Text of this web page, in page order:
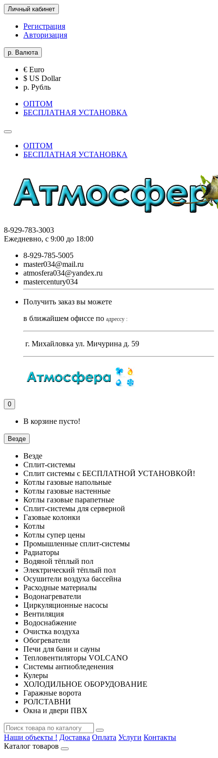
Личный кабинет
Регистрация
Авторизация
р. Валюта
€ Euro
$ US Dollar
р. Рубль
ОПТОМ
БЕСПЛАТНАЯ УСТАНОВКА
ОПТОМ
БЕСПЛАТНАЯ УСТАНОВКА
8-929-783-3003
Ежедневно, с 9:00 до 18:00
8-929-785-5005
master034@mail.ru
atmosfera034@yandex.ru
mastercentury034
Получить заказ вы можете
в ближайшем офиссе по адрессу :
г. Михайловка ул. Мичурина д. 59
0
В корзине пусто!
Везде
Везде
Сплит-системы
Сплит системы с БЕСПЛАТНОЙ УСТАНОВКОЙ!
Котлы газовые напольные
Котлы газовые настенные
Котлы газовые парапетные
Сплит-системы для серверной
Газовые колонки
Котлы
Котлы супер цены
Промышленные сплит-системы
Радиаторы
Водяной тёплый пол
Электрический тёплый пол
Осушители воздуха бассейна
Расходные материалы
Водонагреватели
Циркуляционные насосы
Вентиляция
Водоснабжение
Очистка воздуха
Обогреватели
Печи для бани и сауны
Тепловентиляторы VOLCANO
Системы антиобледенения
Кулеры
ХОЛОДИЛЬНОЕ ОБОРУДОВАНИЕ
Гаражные ворота
РОЛСТАВНИ
Окна и двери ПВХ
Наши объекты ! Доставка Оплата Услуги Контакты
Каталог товаров